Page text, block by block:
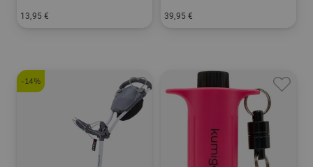
13,95 € 39,95 €
-14%